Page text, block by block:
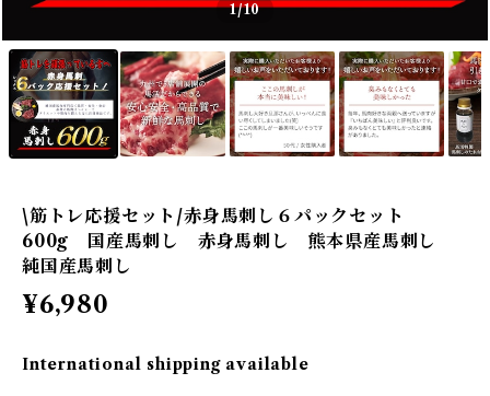
1/10
\筋トレ応援セット/赤身馬刺し６パックセット
600g 国産馬刺し 赤身馬刺し 熊本県産馬刺し
純国産馬刺し
¥6,980
International shipping available